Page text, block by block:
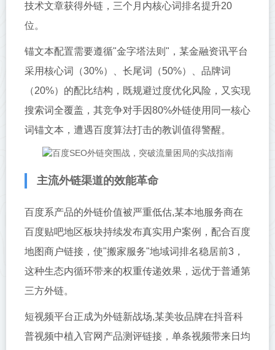
技术文章获得外链，三个月内核心词排名提升20
位。
锚文本配置需要遵循"金字塔法则"，某金融资讯平台
采用核心词（30%）、长尾词（50%）、品牌词
（20%）的配比结构，既规避过度优化风险，又实现
搜索词全覆盖，其竞争对手因80%外链使用同一核心
词锚文本，遭遇百度算法打击的教训值得警醒。
主流外链渠道的效能革命
百度系产品的外链价值被严重低估,某本地服务商在
百度贴吧地区板块持续发布真实用户案例，配合百度
地图商户链接，使"搬家服务"地域词排名稳居前3，
这种生态内循环带来的权重传递效果，远优于普通第
三方外链。
短视频平台正成为外链新战场,某美妆品牌在抖音科
普视频中植入官网产品测评链接，单条视频带来日均